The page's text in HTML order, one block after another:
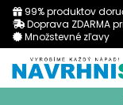
99% produktov
Doprava ZDARMA
Množstevné zľavy